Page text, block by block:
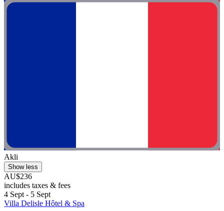
Akli
Show less
AU$236
includes taxes & fees
4 Sept - 5 Sept
Villa Delisle Hôtel & Spa